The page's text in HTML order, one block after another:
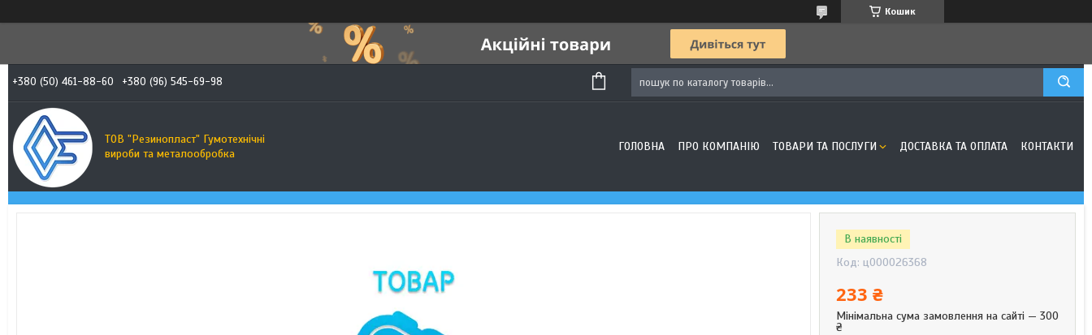
Кошик
+380 (50) 461-88-60 +380 (96) 545-69-98
ТОВ "Резинопласт" Гумотехнічні
вироби та металообробка
ГОЛОВНА ПРО КОМПАНІЮ ТОВАРИ ТА ПОСЛУГИ ДОСТАВКА ТА ОПЛАТА КОНТАКТИ
В наявності
Код: ц000026368
233 ₴
Мінімальна сума замовлення на сайті — 300
₴